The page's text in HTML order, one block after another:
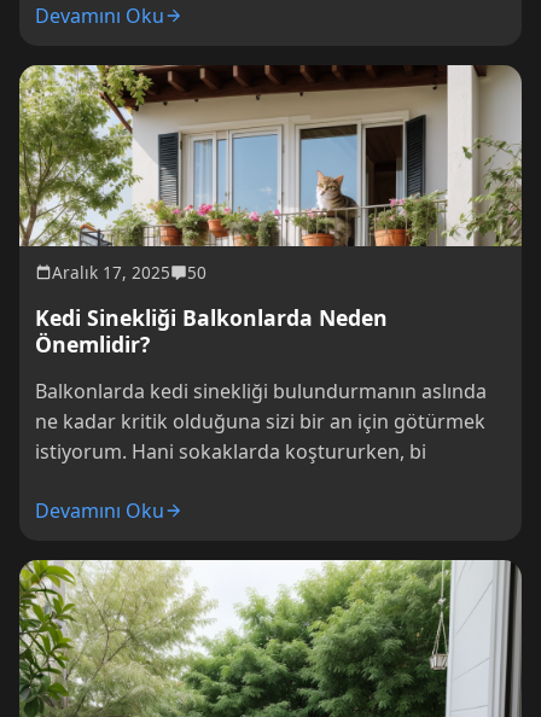
Devamını Oku
Aralık 17, 2025 50
Kedi Sinekliği Balkonlarda Neden
Önemlidir?
Balkonlarda kedi sinekliği bulundurmanın aslında
ne kadar kritik olduğuna sizi bir an için götürmek
istiyorum. Hani sokaklarda koştururken, bi
Devamını Oku